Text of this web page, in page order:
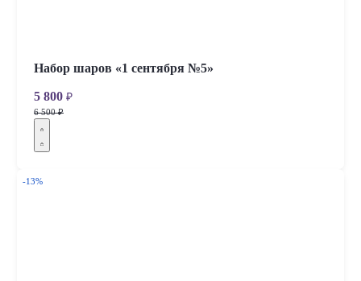
Набор шаров «1 сентября №5»
5 800 ₽
6 500 ₽
-13%